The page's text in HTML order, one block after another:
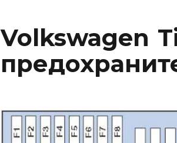
Volkswagen